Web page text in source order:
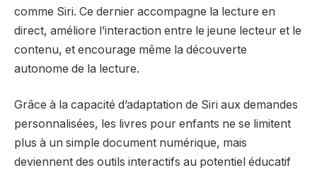
comme Siri. Ce dernier accompagne la lecture en
direct, améliore l’interaction entre le jeune lecteur et le
contenu, et encourage même la découverte
autonome de la lecture.
Grâce à la capacité d’adaptation de Siri aux demandes
personnalisées, les livres pour enfants ne se limitent
plus à un simple document numérique, mais
deviennent des outils interactifs au potentiel éducatif